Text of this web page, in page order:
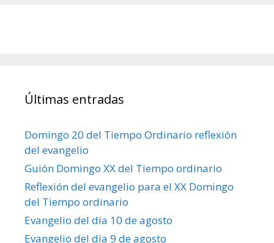
Últimas entradas
Domingo 20 del Tiempo Ordinario reflexión
del evangelio
Guión Domingo XX del Tiempo ordinario
Reflexión del evangelio para el XX Domingo
del Tiempo ordinario
Evangelio del día 10 de agosto
Evangelio del día 9 de agosto